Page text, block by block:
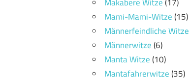
Makabere Witze(17)
Mami-Mami-Witze(15)
Männerfeindliche Witze
Männerwitze(6)
Manta Witze(10)
Mantafahrerwitze(35)